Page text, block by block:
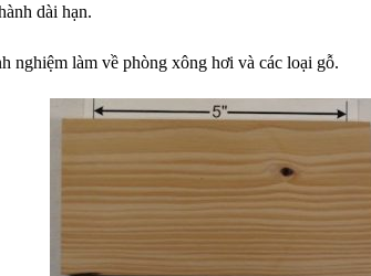
dài hạn.
nghiệm làm về phòng xông hơi và các loại gỗ.